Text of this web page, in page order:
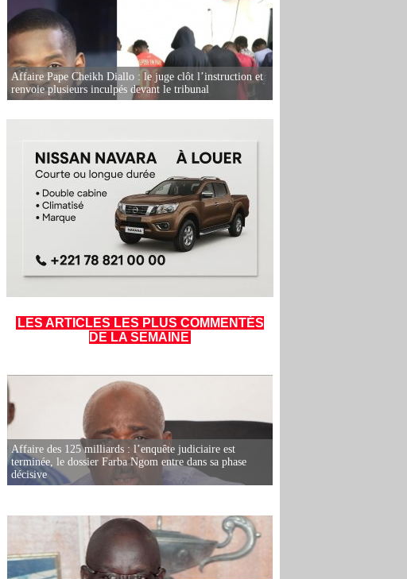
Affaire Pape Cheikh Diallo : le juge clôt l’instruction et
renvoie plusieurs inculpés devant le tribunal
LES ARTICLES LES PLUS COMMENTÉS
DE LA SEMAINE
Affaire des 125 milliards : l’enquête judiciaire est
terminée, le dossier Farba Ngom entre dans sa phase
décisive